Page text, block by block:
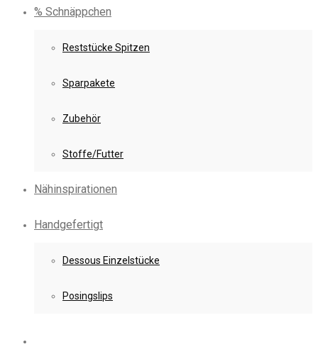
% Schnäppchen
Reststücke Spitzen
Sparpakete
Zubehör
Stoffe/Futter
Nähinspirationen
Handgefertigt
Dessous Einzelstücke
Posingslips